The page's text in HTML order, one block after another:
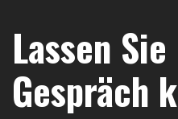
Lassen
Gespräch